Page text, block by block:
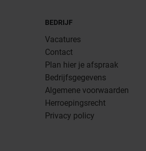
BEDRIJF
Vacatures
Contact
Plan hier je afspraak
Bedrijfsgegevens
Algemene voorwaarden
Herroepingsrecht
Privacy policy